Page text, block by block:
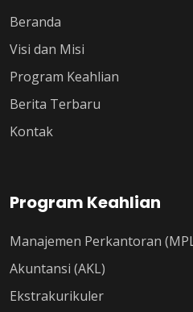
Beranda
Visi dan Misi
Program Keahlian
Berita Terbaru
Kontak
Program Keahlian
Manajemen Perkantoran
Akuntansi (AKL)
Ekstrakurikuler